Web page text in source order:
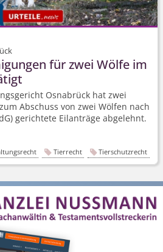
für zwei Wölfe im
Osnabrück hat zwei
Abschuss von zwei Wölfen nach
gerichtete Eilanträge abgelehnt.
Tierrecht Tierschutzrecht